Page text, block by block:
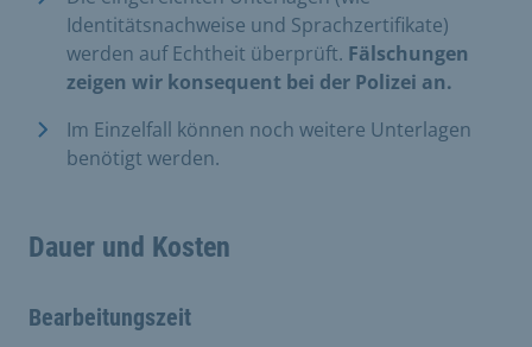
Identitätsnachweise und Sprachzertifikate)
werden auf Echtheit überprüft. Fälschungen
zeigen wir konsequent bei der Polizei an.
Im Einzelfall können noch weitere Unterlagen
benötigt werden.
Dauer und Kosten
Bearbeitungszeit